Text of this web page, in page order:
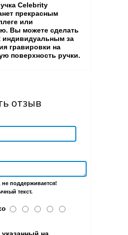
Celebrity
прекрасным
или
Вы можете сделать
индивидуальным за
гравировки на
поверхность ручки.
отзыв
не поддерживается!
текст.
на